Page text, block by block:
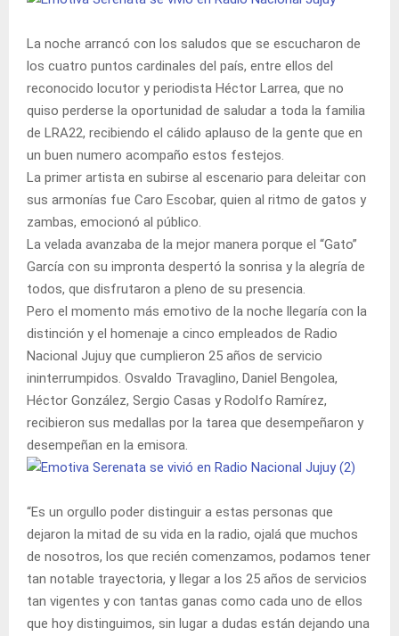
La noche arrancó con los saludos que se escucharon de
los cuatro puntos cardinales del país, entre ellos del
reconocido locutor y periodista Héctor Larrea, que no
quiso perderse la oportunidad de saludar a toda la familia
de LRA22, recibiendo el cálido aplauso de la gente que en
un buen numero acompaño estos festejos.
La primer artista en subirse al escenario para deleitar con
sus armonías fue Caro Escobar, quien al ritmo de gatos y
zambas, emocionó al público.
La velada avanzaba de la mejor manera porque el “Gato”
García con su impronta despertó la sonrisa y la alegría de
todos, que disfrutaron a pleno de su presencia.
Pero el momento más emotivo de la noche llegaría con la
distinción y el homenaje a cinco empleados de Radio
Nacional Jujuy que cumplieron 25 años de servicio
ininterrumpidos. Osvaldo Travaglino, Daniel Bengolea,
Héctor González, Sergio Casas y Rodolfo Ramírez,
recibieron sus medallas por la tarea que desempeñaron y
desempeñan en la emisora.
“Es un orgullo poder distinguir a estas personas que
dejaron la mitad de su vida en la radio, ojalá que muchos
de nosotros, los que recién comenzamos, podamos tener
tan notable trayectoria, y llegar a los 25 años de servicios
tan vigentes y con tantas ganas como cada uno de ellos
que hoy distinguimos, sin lugar a dudas están dejando una